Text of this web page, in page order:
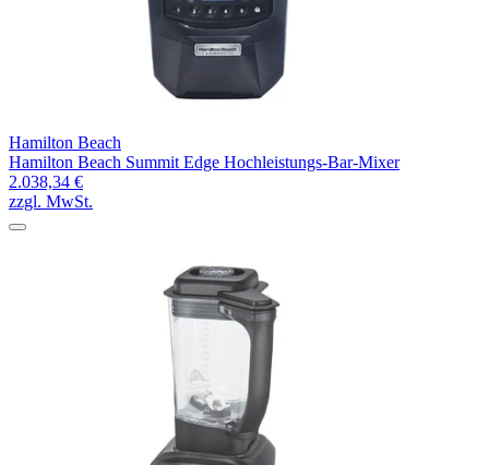
Hamilton Beach
Hamilton Beach Summit Edge Hochleistungs-Bar-Mixer
2.038,34 €
zzgl. MwSt.